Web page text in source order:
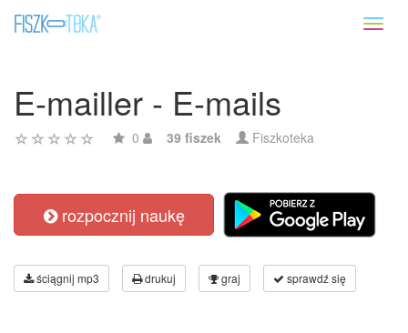
E-mailler - E-mails
0 39 fiszek Fiszkoteka
rozpocznij naukę
ściągnij mp3 drukuj graj sprawdź się